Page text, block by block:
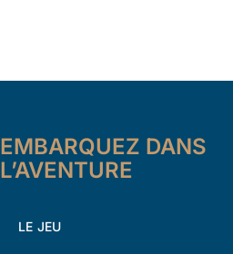
EMBARQUEZ DANS
L’AVENTURE
LE JEU